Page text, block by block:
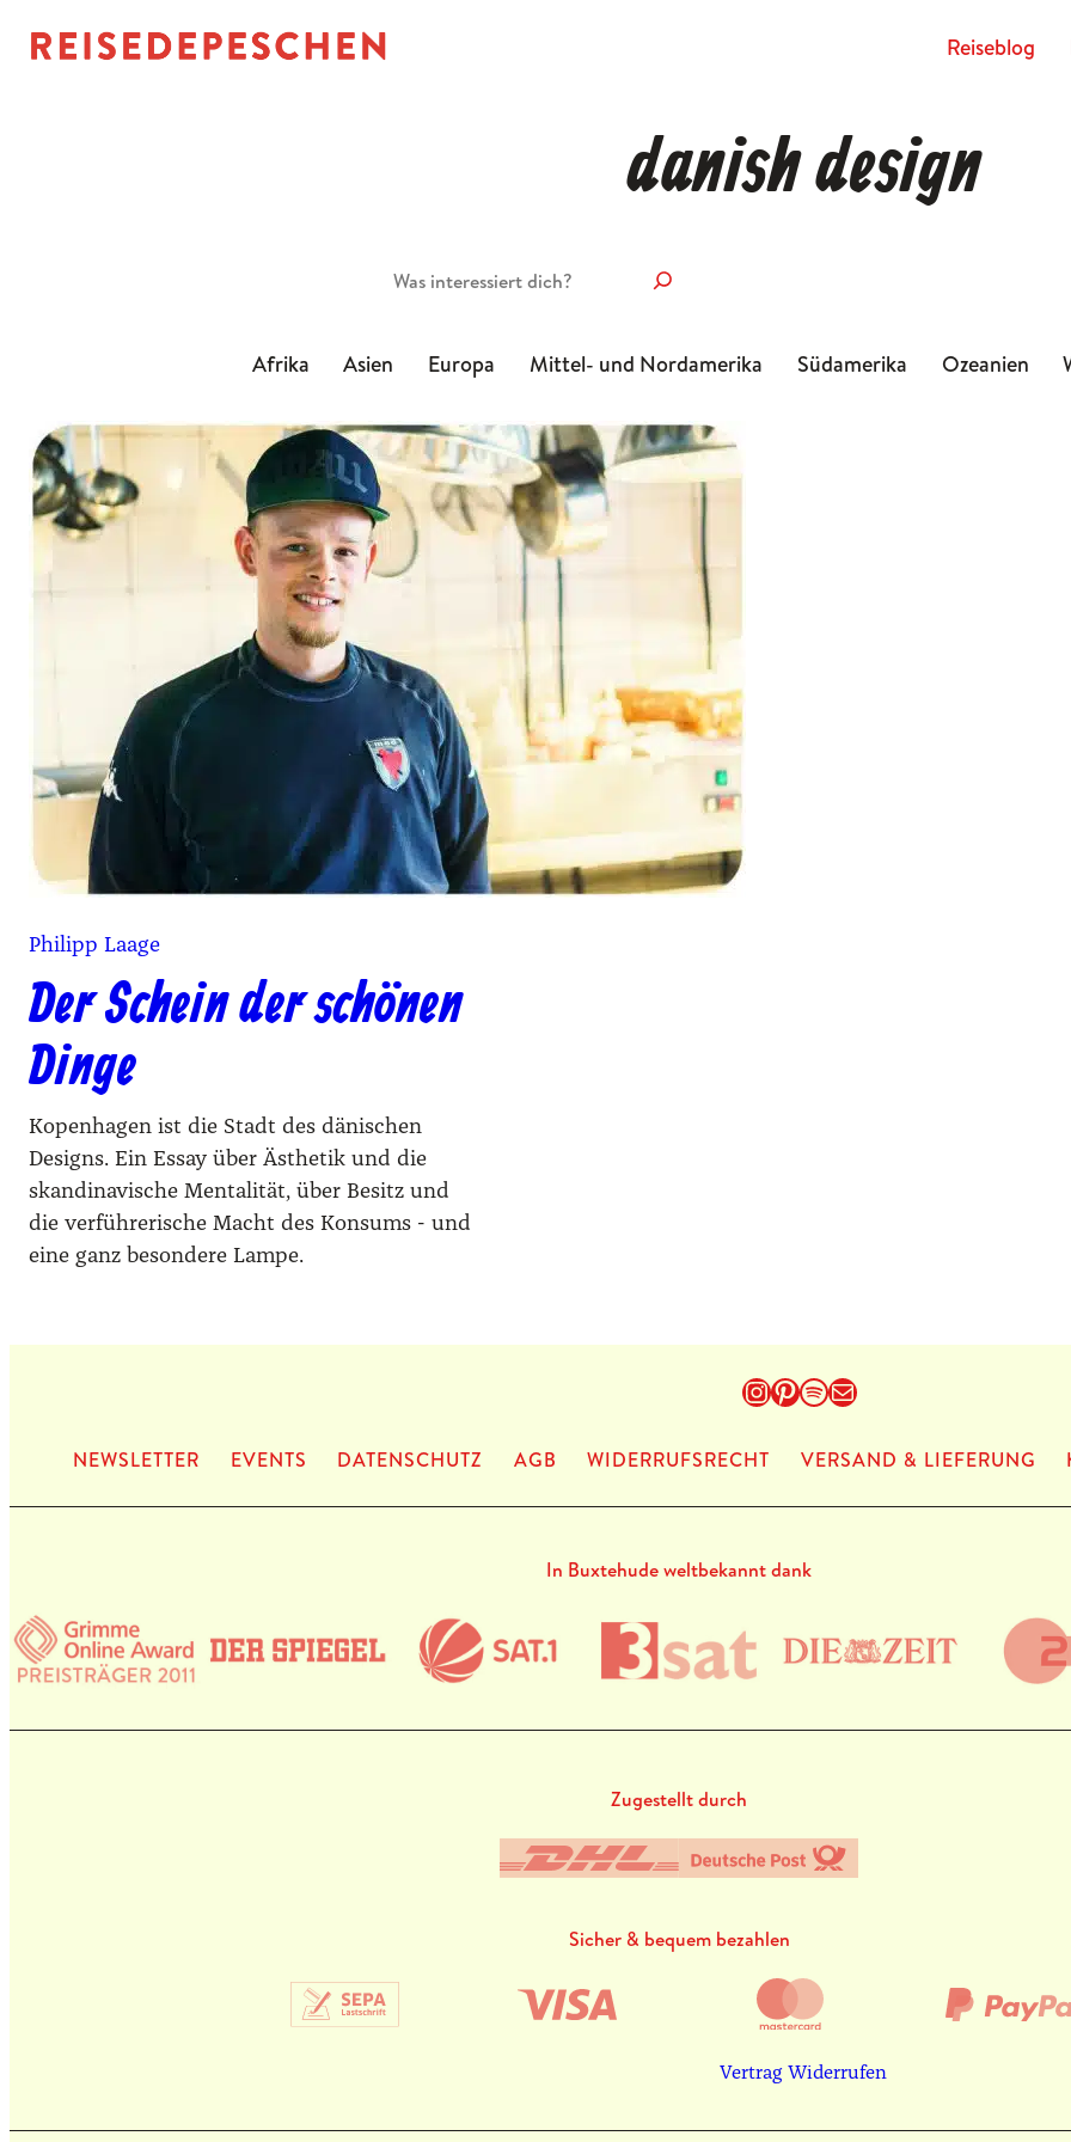
Rei­se­blog
danish design
Afrika Asien Europa Mittel- und Nordamerika Südamerika Ozeanien
Philipp Laage
Der Schein der schönen
Dinge
Kopenhagen ist die Stadt des dänischen
Designs. Ein Essay über Ästhetik und die
skandinavische Mentalität, über Besitz und
die verführerische Macht des Konsums - und
eine ganz besondere Lampe.
Instagram
Pinterest
Spotify
E-Mail
NEWS­LET­TER EVENTS DATEN­SCHUTZ AGB WIDERRUFSRECHT VERSAND & LIEFERUNG
In Buxtehude weltbekannt dank
Zugestellt durch
Sicher & bequem bezahlen
Vertrag Widerrufen